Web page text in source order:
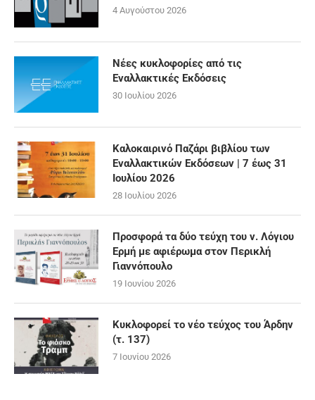
4 Αυγούστου 2026
Νέες κυκλοφορίες από τις
Εναλλακτικές Εκδόσεις
30 Ιουλίου 2026
Καλοκαιρινό Παζάρι βιβλίου των
Εναλλακτικών Εκδόσεων | 7 έως 31
Ιουλίου 2026
28 Ιουλίου 2026
Προσφορά τα δύο τεύχη του ν. Λόγιου
Ερμή με αφιέρωμα στον Περικλή
Γιαννόπουλο
19 Ιουνίου 2026
Κυκλοφορεί το νέο τεύχος του Άρδην
(τ. 137)
7 Ιουνίου 2026